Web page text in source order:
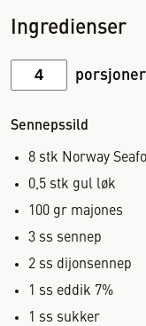
Ingredienser
porsjoner
Sennepssild
8 stk Norway
0,5 stk gul løk
100 gr majones
3 ss sennep
2 ss dijonsennep
1
ss eddik 7%
1
ss sukker